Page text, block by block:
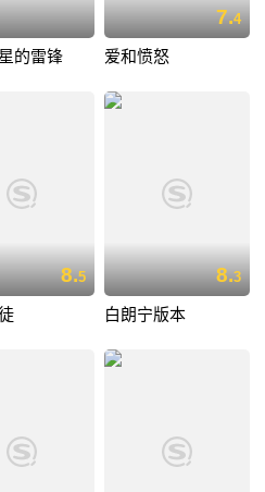
的雷锋
7.4
爱和愤怒
8.5 8.3
白朗宁版本